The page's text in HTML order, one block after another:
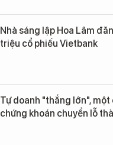
Nhà sáng lập Hoa Lâm
triệu cổ phiếu Vietbank
Tự doanh "thắng lớn", một
chứng khoán chuyển lỗ